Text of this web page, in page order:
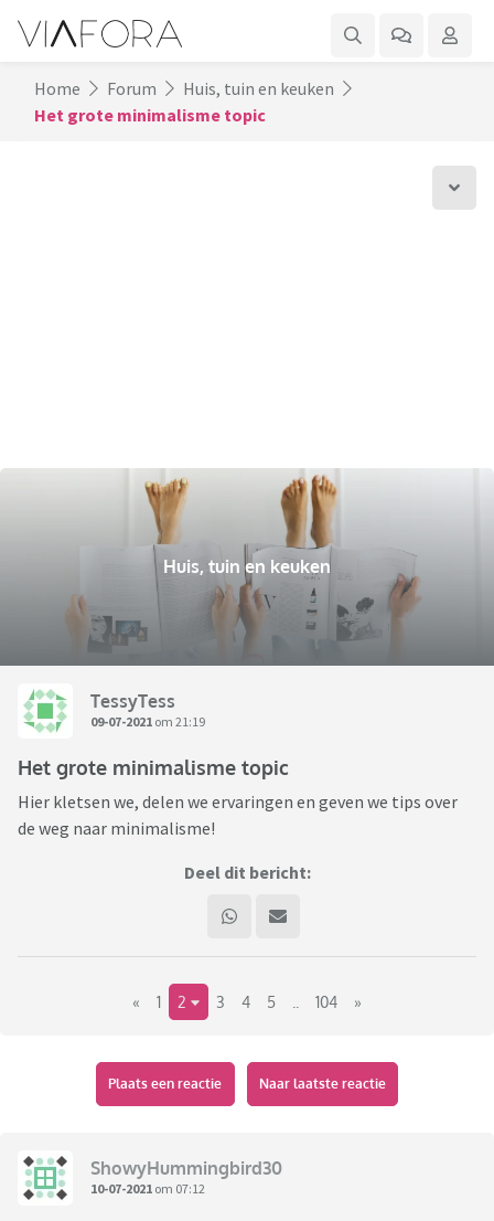
Home Forum
Huis, tuin en keuken
Het grote minimalisme topic
Huis, tuin en keuken
TessyTess
09-07-2021 om 21:19
Het grote minimalisme topic
Hier kletsen we, delen we ervaringen en geven we tips over
de weg naar minimalisme!
Deel dit bericht:
« 1 2 3 4 5 104 »
Plaats een reactie Naar laatste reactie
ShowyHummingbird30
10-07-2021 om 07:12